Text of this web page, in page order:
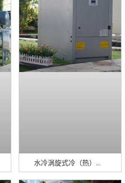
水冷涡旋式冷（热）水机组